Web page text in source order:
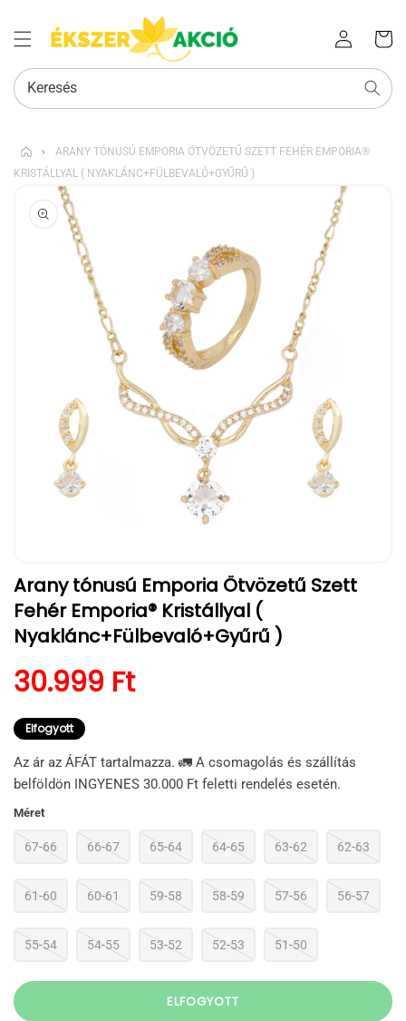
Bejelentkezés
kosara
Keresés
›
ARANY TÓNUSÚ EMPORIA ÖTVÖZETŰ SZETT FEHÉR EMPORIA®
KRISTÁLLYAL ( NYAKLÁNC+FÜLBEVALÓ+GYŰRŰ )
KIHAGYÁS, ÉS
UGRÁS A
TERMÉKADATOKRA
médiafájl
megnyitása
a
párbeszédpanelen
Arany tónusú Emporia Ötvözetű Szett
Fehér Emporia® Kristállyal (
Nyaklánc+Fülbevaló+Gyűrű )
Normál ár
30.999 Ft
Elfogyott
Az ár az ÁFÁT tartalmazza. 🚛 A csomagolás és szállítás
belföldön INGYENES 30.000 Ft feletti rendelés esetén.
Méret
67-66 66-67 65-64 64-65 63-62 62-63
61-60 60-61 59-58 58-59 57-56 56-57
55-54 54-55 53-52 52-53 51-50
ELFOGYOTT